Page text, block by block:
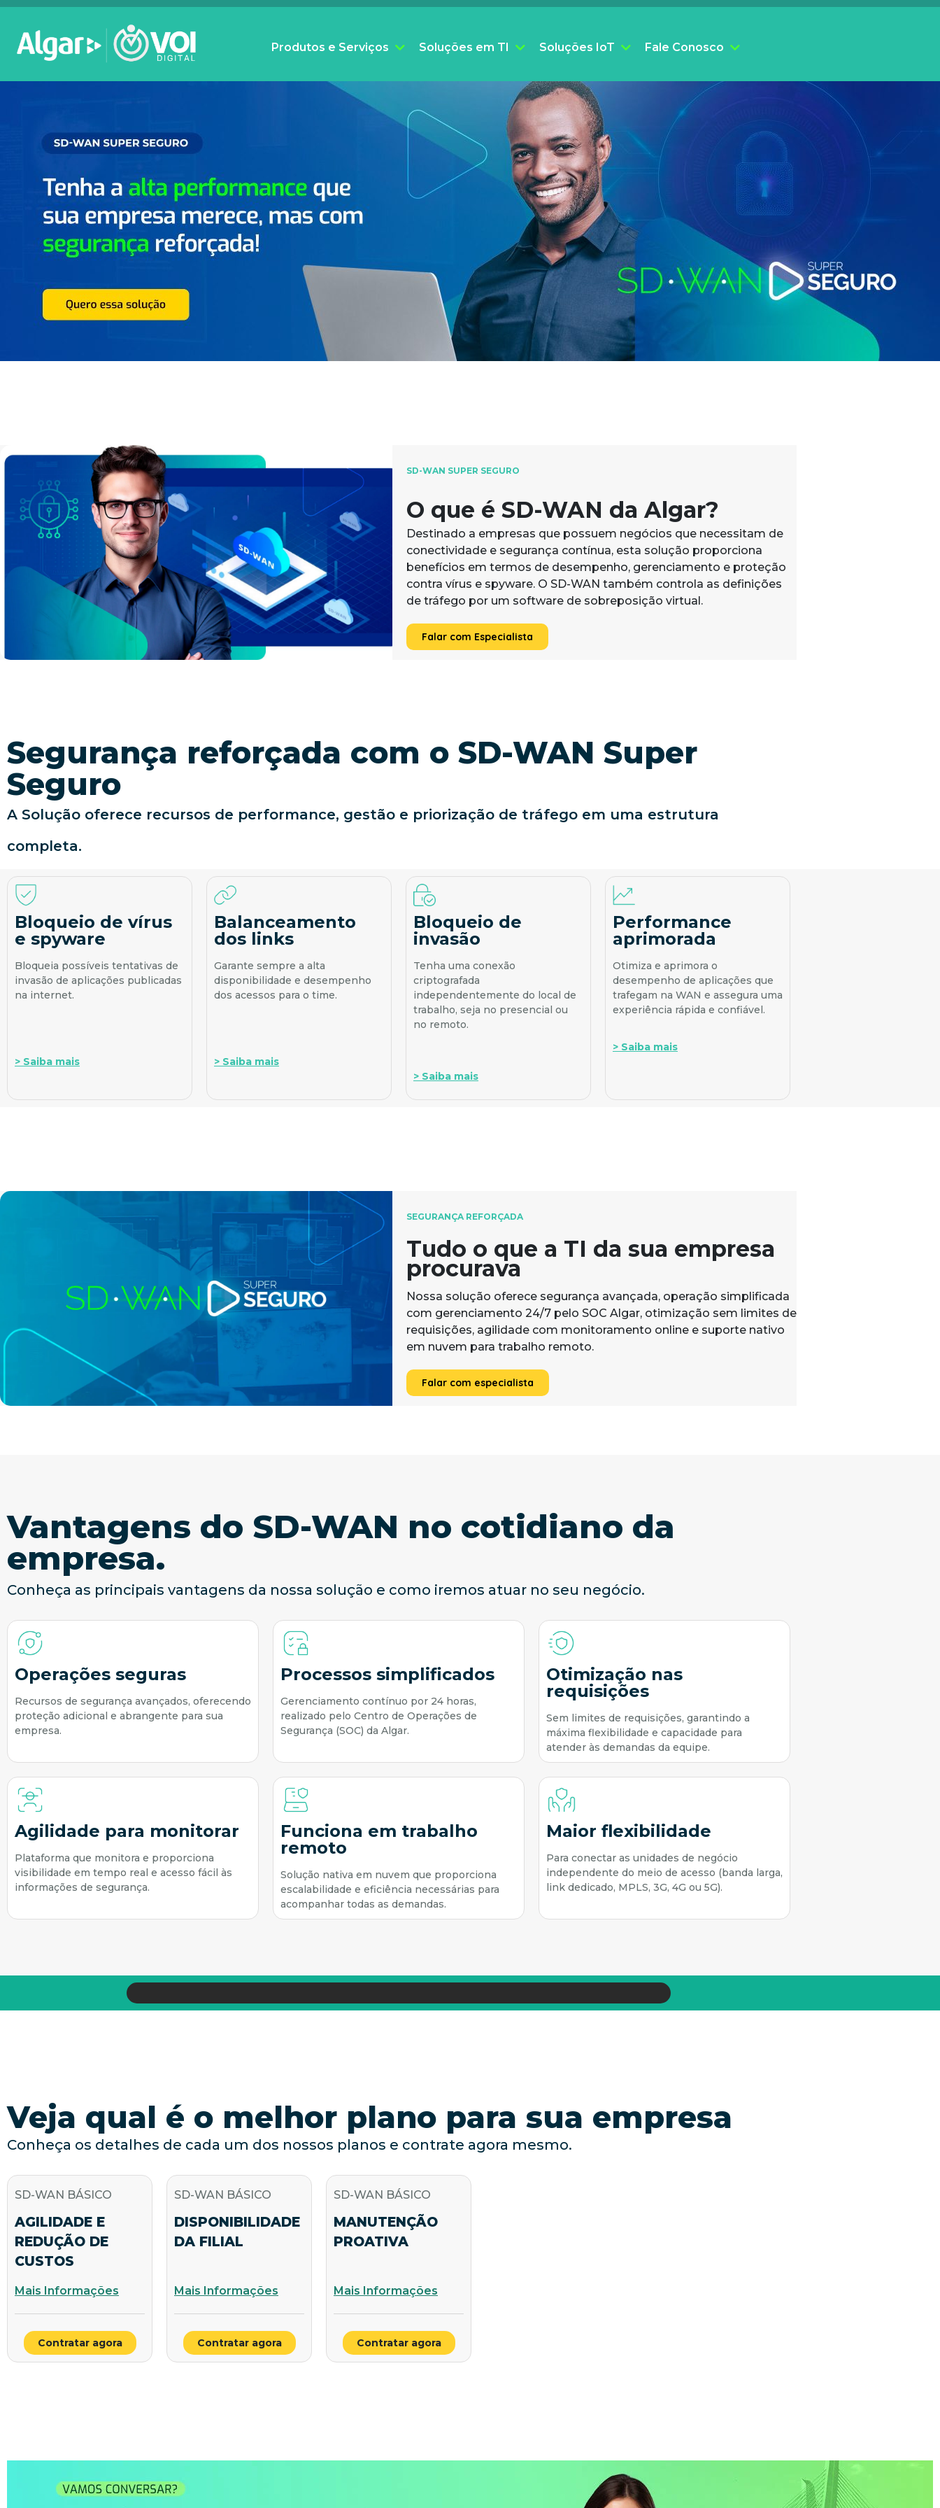
Produtos e Serviços Soluções em TI Soluções IoT Fale Conosco
SD-WAN SUPER SEGURO
O que é SD-WAN da Algar?
Destinado a empresas que possuem negócios que necessitam de
conectividade e segurança contínua, esta solução proporciona
benefícios em termos de desempenho, gerenciamento e proteção
contra vírus e spyware. O SD-WAN também controla as definições
de tráfego por um software de sobreposição virtual.
Falar com Especialista
Segurança reforçada com o SD-WAN Super
Seguro
A Solução oferece recursos de performance, gestão e priorização de tráfego em uma estrutura
completa.
Bloqueio de vírus
e spyware
Bloqueia possíveis tentativas de
invasão de aplicações publicadas
na internet.
> Saiba mais
Balanceamento
dos links
Garante sempre a alta
disponibilidade e desempenho
dos acessos para o time.
> Saiba mais
Bloqueio de
invasão
Tenha uma conexão
criptografada
independentemente do local de
trabalho, seja no presencial ou
no remoto.
> Saiba mais
Performance
aprimorada
Otimiza e aprimora o
desempenho de aplicações que
trafegam na WAN e assegura uma
experiência rápida e confiável.
> Saiba mais
SEGURANÇA REFORÇADA
Tudo o que a TI da sua empresa
procurava
Nossa solução oferece segurança avançada, operação simplificada
com gerenciamento 24/7 pelo SOC Algar, otimização sem limites de
requisições, agilidade com monitoramento online e suporte nativo
em nuvem para trabalho remoto.
Falar com especialista
Vantagens do SD-WAN no cotidiano da
empresa.
Conheça as principais vantagens da nossa solução e como iremos atuar no seu negócio.
Operações seguras
Recursos de segurança avançados, oferecendo
proteção adicional e abrangente para sua
empresa.
Processos simplificados
Gerenciamento contínuo por 24 horas,
realizado pelo Centro de Operações de
Segurança (SOC) da Algar.
Otimização nas
requisições
Sem limites de requisições, garantindo a
máxima flexibilidade e capacidade para
atender às demandas da equipe.
Agilidade para monitorar
Plataforma que monitora e proporciona
visibilidade em tempo real e acesso fácil às
informações de segurança.
Funciona em trabalho
remoto
Solução nativa em nuvem que proporciona
escalabilidade e eficiência necessárias para
acompanhar todas as demandas.
Maior flexibilidade
Para conectar as unidades de negócio
independente do meio de acesso (banda larga,
link dedicado, MPLS, 3G, 4G ou 5G).
Veja qual é o melhor plano para sua empresa
Conheça os detalhes de cada um dos nossos planos e contrate agora mesmo.
SD-WAN BÁSICO
AGILIDADE E
REDUÇÃO DE
CUSTOS
Mais Informações
Contratar agora
SD-WAN BÁSICO
DISPONIBILIDADE
DA FILIAL
Mais Informações
Contratar agora
SD-WAN BÁSICO
MANUTENÇÃO
PROATIVA
Mais Informações
Contratar agora